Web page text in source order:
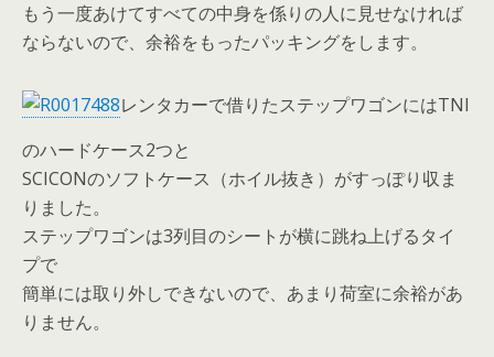
もう一度あけてすべての中身を係りの人に見せなければ
ならないので、余裕をもったパッキングをします。
レンタカーで借りたステップワゴンにはTNI
のハードケース2つと
SCICONのソフトケース（ホイル抜き）がすっぽり収ま
りました。
ステップワゴンは3列目のシートが横に跳ね上げるタイ
プで
簡単には取り外しできないので、あまり荷室に余裕があ
りません。